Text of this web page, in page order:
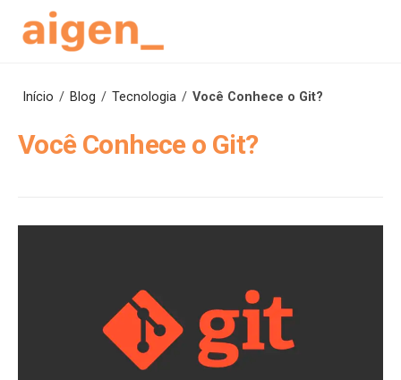
Início / Blog / Tecnologia / Você Conhece o Git?
Você Conhece o Git?